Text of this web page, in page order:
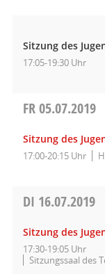
Sitzung des
17:05-19:30 Uhr
FR05.07.2019
Sitzung des
17:00-20:15 Uhr
DI 16.07.2019
Sitzung des
17:30-19:05 Uhr
Sitzungssaal des